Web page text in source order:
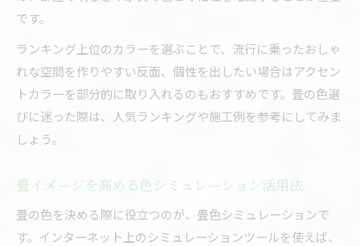
です。
ランキング上位のカラーを選ぶことで、流行に乗ったおしゃ
れな空間を作りやすい反面、個性を出したい場合はアクセン
トカラーを部分的に取り入れるのもおすすめです。畳の色選
びに迷った際は、人気ランキングや施工例を参考にしてみま
しょう。
畳イメージを高める色シミュレーション活用法
畳の色を決める際に役立つのが、畳色シミュレーションで
す。インターネット上のシミュレーションツールを使えば、